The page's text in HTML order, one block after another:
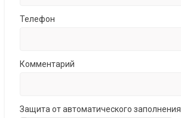
Телефон
Комментарий
Защита от автоматического заполнения